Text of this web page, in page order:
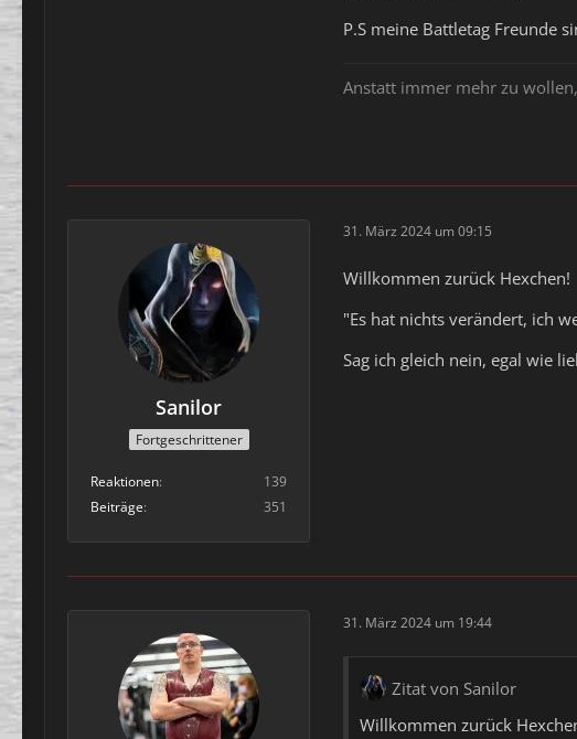
P.S meine Battletag Freunde
Anstatt immer mehr zu
Sanilor
Fortgeschrittener
Reaktionen
139
Beiträge
351
31. März 2024 um 09:15
Willkommen zurück Hexchen!
"Es hat nichts verändert, ich
Sag ich gleich nein, egal wie
31. März 2024 um 19:44
Zitat von Sanilor
Willkommen zurück